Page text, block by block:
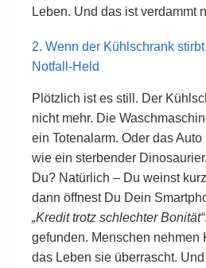
Leben. Und das ist verdammt
2. Wenn der Kühlschrank
Notfall-Held
Plötzlich ist es still. Der
nicht mehr. Die
ein Totenalarm. Oder das
wie ein sterbender
Du? Natürlich – Du weinst
dann öffnest Du Dein
„Kredit trotz schlechter Bonität“
gefunden. Menschen nehmen
das Leben sie überrascht.